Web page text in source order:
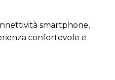
smartphone,
confortevole e